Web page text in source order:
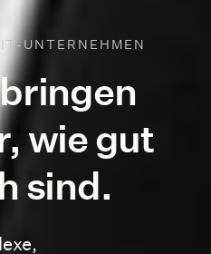
UNTERNEHMEN
wie gut
sind.